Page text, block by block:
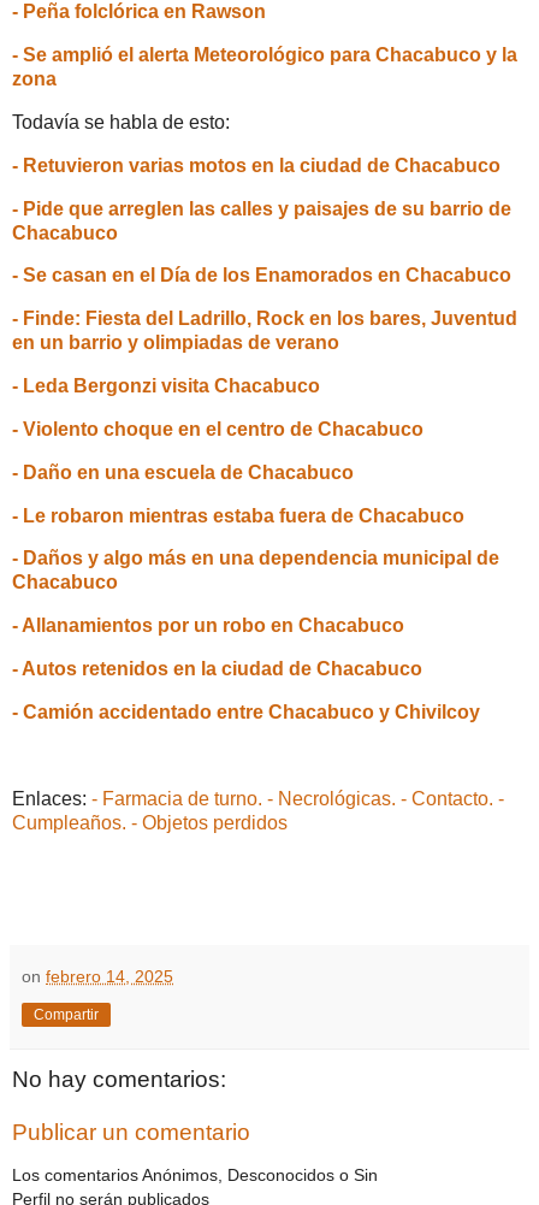
- Peña folclórica en Rawson
- Se amplió el alerta Meteorológico para Chacabuco y la
zona
Todavía se habla de esto:
- Retuvieron varias motos en la ciudad de Chacabuco
- Pide que arreglen las calles y paisajes de su barrio de
Chacabuco
- Se casan en el Día de los Enamorados en Chacabuco
- Finde: Fiesta del Ladrillo, Rock en los bares, Juventud
en un barrio y olimpiadas de verano
- Leda Bergonzi visita Chacabuco
- Violento choque en el centro de Chacabuco
- Daño en una escuela de Chacabuco
- Le robaron mientras estaba fuera de Chacabuco
- Daños y algo más en una dependencia municipal de
Chacabuco
- Allanamientos por un robo en Chacabuco
- Autos retenidos en la ciudad de Chacabuco
- Camión accidentado entre Chacabuco y Chivilcoy
Enlaces: - Farmacia de turno. - Necrológicas. - Contacto. -
Cumpleaños. - Objetos perdidos
on febrero 14, 2025
Compartir
No hay comentarios:
Publicar un comentario
Los comentarios Anónimos, Desconocidos o Sin
Perfil no serán publicados